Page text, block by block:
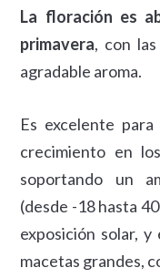
La floración es
primavera, con
agradable aroma.
Es excelente
crecimiento en
soportando un
(desde -18 hasta
exposición solar,
macetas grandes,